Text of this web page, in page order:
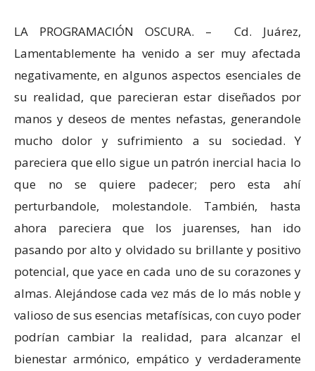
LA PROGRAMACIÓN OSCURA. – Cd. Juárez,
Lamentablemente ha venido a ser muy afectada
negativamente, en algunos aspectos esenciales de
su realidad, que parecieran estar diseñados por
manos y deseos de mentes nefastas, generandole
mucho dolor y sufrimiento a su sociedad. Y
pareciera que ello sigue un patrón inercial hacia lo
que no se quiere padecer; pero esta ahí
perturbandole, molestandole. También, hasta
ahora pareciera que los juarenses, han ido
pasando por alto y olvidado su brillante y positivo
potencial, que yace en cada uno de su corazones y
almas. Alejándose cada vez más de lo más noble y
valioso de sus esencias metafísicas, con cuyo poder
podrían cambiar la realidad, para alcanzar el
bienestar armónico, empático y verdaderamente